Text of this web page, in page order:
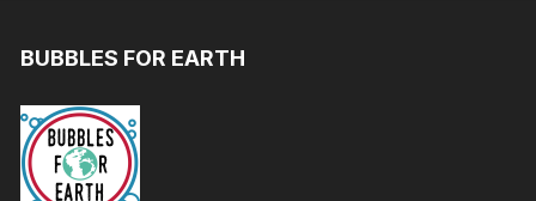
BUBBLES FOR EARTH